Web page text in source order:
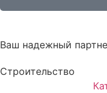
Ваш надежный
Строительство